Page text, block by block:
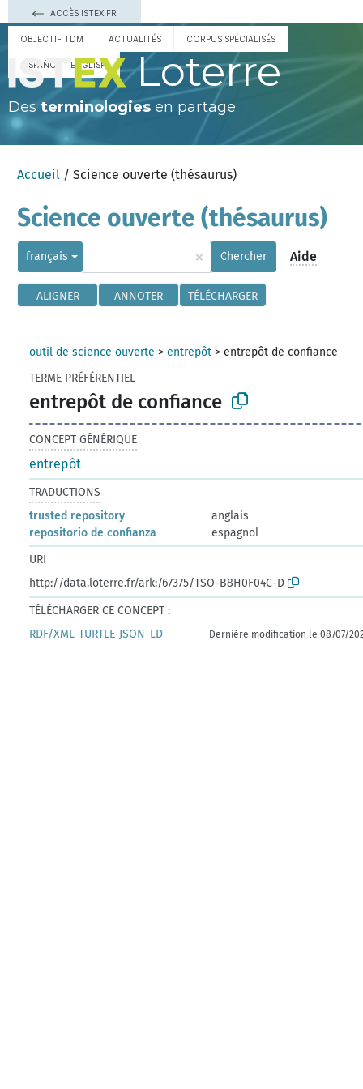
ACCÈS ISTEX.FR
OBJECTIF TDM ACTUALITÉS CORPUS SPÉCIALISÉS
ESPAÑOL ENGLISH Loterre
Des terminologies en partage
Accueil / Science ouverte (thésaurus)
Science ouverte (thésaurus)
français × Chercher Aide
ALIGNER ANNOTER TÉLÉCHARGER
outil de science ouverte >entrepôt >entrepôt de confiance
TERME PRÉFÉRENTIEL
entrepôt de confiance
CONCEPT GÉNÉRIQUE
entrepôt
TRADUCTIONS
trusted repository
anglais
repositorio de confianza
espagnol
URI
http://data.loterre.fr/ark:/67375/TSO-B8H0F04C-D
TÉLÉCHARGER CE CONCEPT :
RDF/XML TURTLE JSON-LD Dernière modification le 08/07/